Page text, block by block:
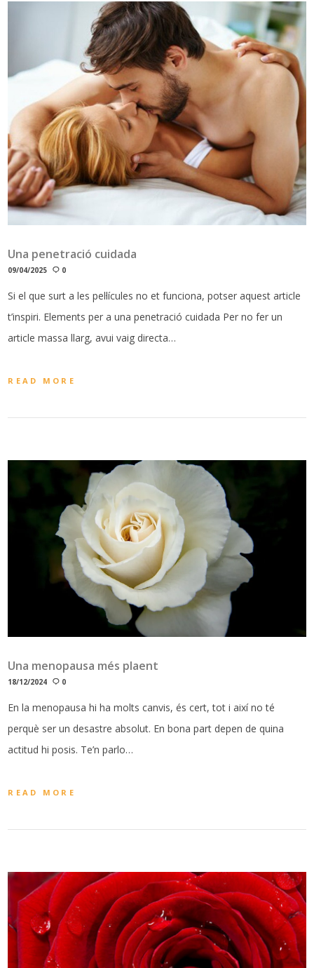
Una penetració cuidada
09/04/2025 0
Si el que surt a les pel·lícules no et funciona, potser aquest article
t’inspiri. Elements per a una penetració cuidada Per no fer un
article massa llarg, avui vaig directa…
READ MORE
Una menopausa més plaent
18/12/2024 0
En la menopausa hi ha molts canvis, és cert, tot i així no té
perquè ser un desastre absolut. En bona part depen de quina
actitud hi posis. Te’n parlo…
READ MORE